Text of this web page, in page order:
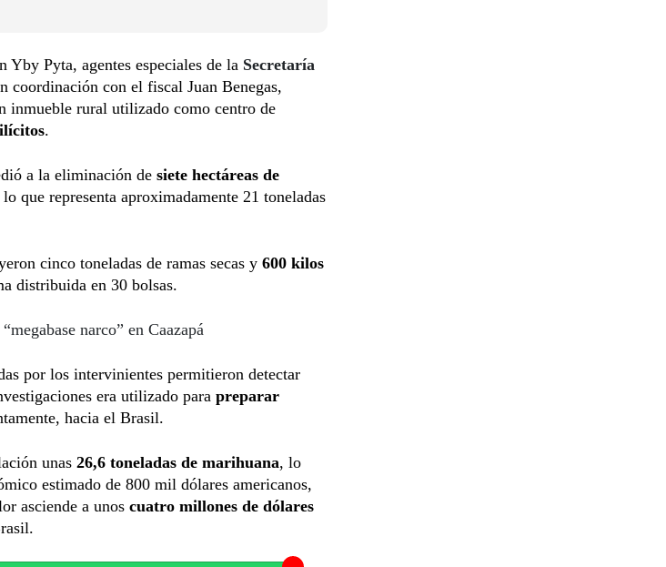
Pyta, agentes especiales de la Secretaría
coordinación con el fiscal Juan Benegas,
inmueble rural utilizado como centro de
.
a la eliminación de siete hectáreas de
que representa aproximadamente 21 toneladas
cinco toneladas de ramas secas y 600 kilos
distribuida en 30 bolsas.
narco” en Caazapá
por los intervinientes permitieron detectar
era utilizado para preparar
hacia el Brasil.
unas 26,6 toneladas de marihuana, lo
estimado de 800 mil dólares americanos,
asciende a unos cuatro millones de dólares